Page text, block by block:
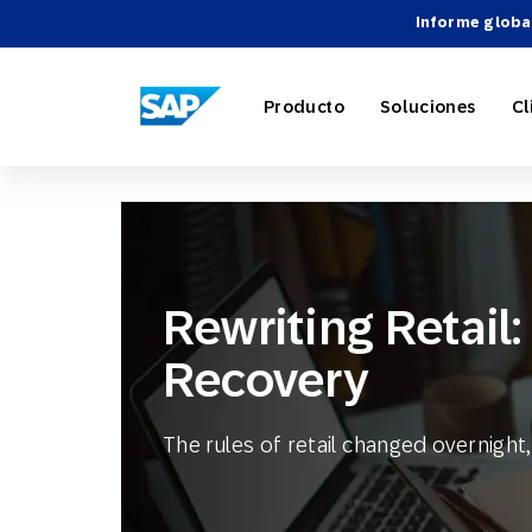
Informe
SAP ENGAGEMENT CLOUD
Producto Soluciones
Viajes y
Socios
Rewriting
Recovery
The rules of retail changed